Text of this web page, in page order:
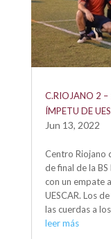
C.RIOJANO 2 –
ÍMPETU DE
Jun 13, 2022
Centro Riojano
de final de la
con un empate
UESCAR. Los
las cuerdas a
leer más